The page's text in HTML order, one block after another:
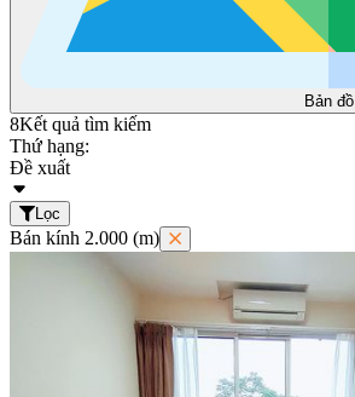
Bản đồ
8Kết quả tìm kiếm
Thứ hạng:
Đề xuất
Lọc
Bán kính 2.000 (m)